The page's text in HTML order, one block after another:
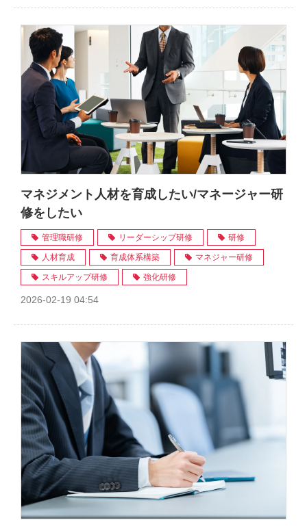
マネジメント人材を育成したい/マネージャー研
修をしたい
管理職研修 リーダーシップ研修 研修
人材育成 育成体系構築 マネジャー研修
スキルアップ研修 強化研修
2026-02-19 04:54